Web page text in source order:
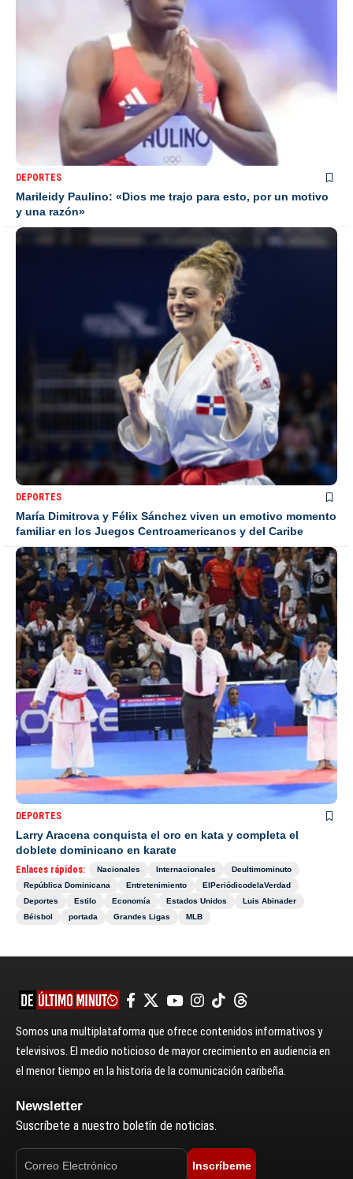
DEPORTES
Marileidy Paulino: «Dios me trajo para esto, por un motivo
y una razón»
DEPORTES
María Dimitrova y Félix Sánchez viven un emotivo momento
familiar en los Juegos Centroamericanos y del Caribe
DEPORTES
Larry Aracena conquista el oro en kata y completa el
doblete dominicano en karate
Enlaces rápidos: Nacionales Internacionales
Deultimominuto
República Dominicana
Entretenimiento
ElPeriódicodelaVerdad
Deportes
Estilo Economía Estados Unidos
Luis Abinader
Béisbol
portada Grandes Ligas MLB
Somos una multiplataforma que ofrece contenidos informativos y
televisivos. El medio noticioso de mayor crecimiento en audiencia en
el menor tiempo en la historia de la comunicación caribeña.
Newsletter
Suscríbete a nuestro boletín de noticias.
Inscríbeme